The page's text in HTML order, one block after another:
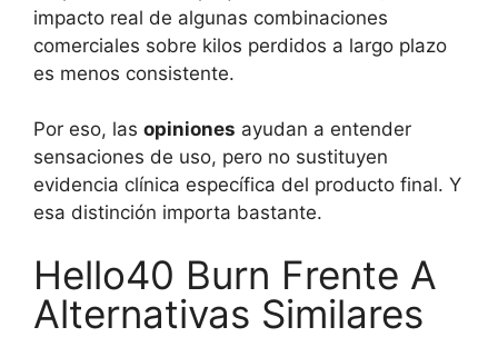
impacto real de algunas combinaciones
comerciales sobre kilos perdidos a largo plazo
es menos consistente.
Por eso, las opiniones ayudan a entender
sensaciones de uso, pero no sustituyen
evidencia clínica específica del producto final. Y
esa distinción importa bastante.
Hello40 Burn Frente A
Alternativas Similares